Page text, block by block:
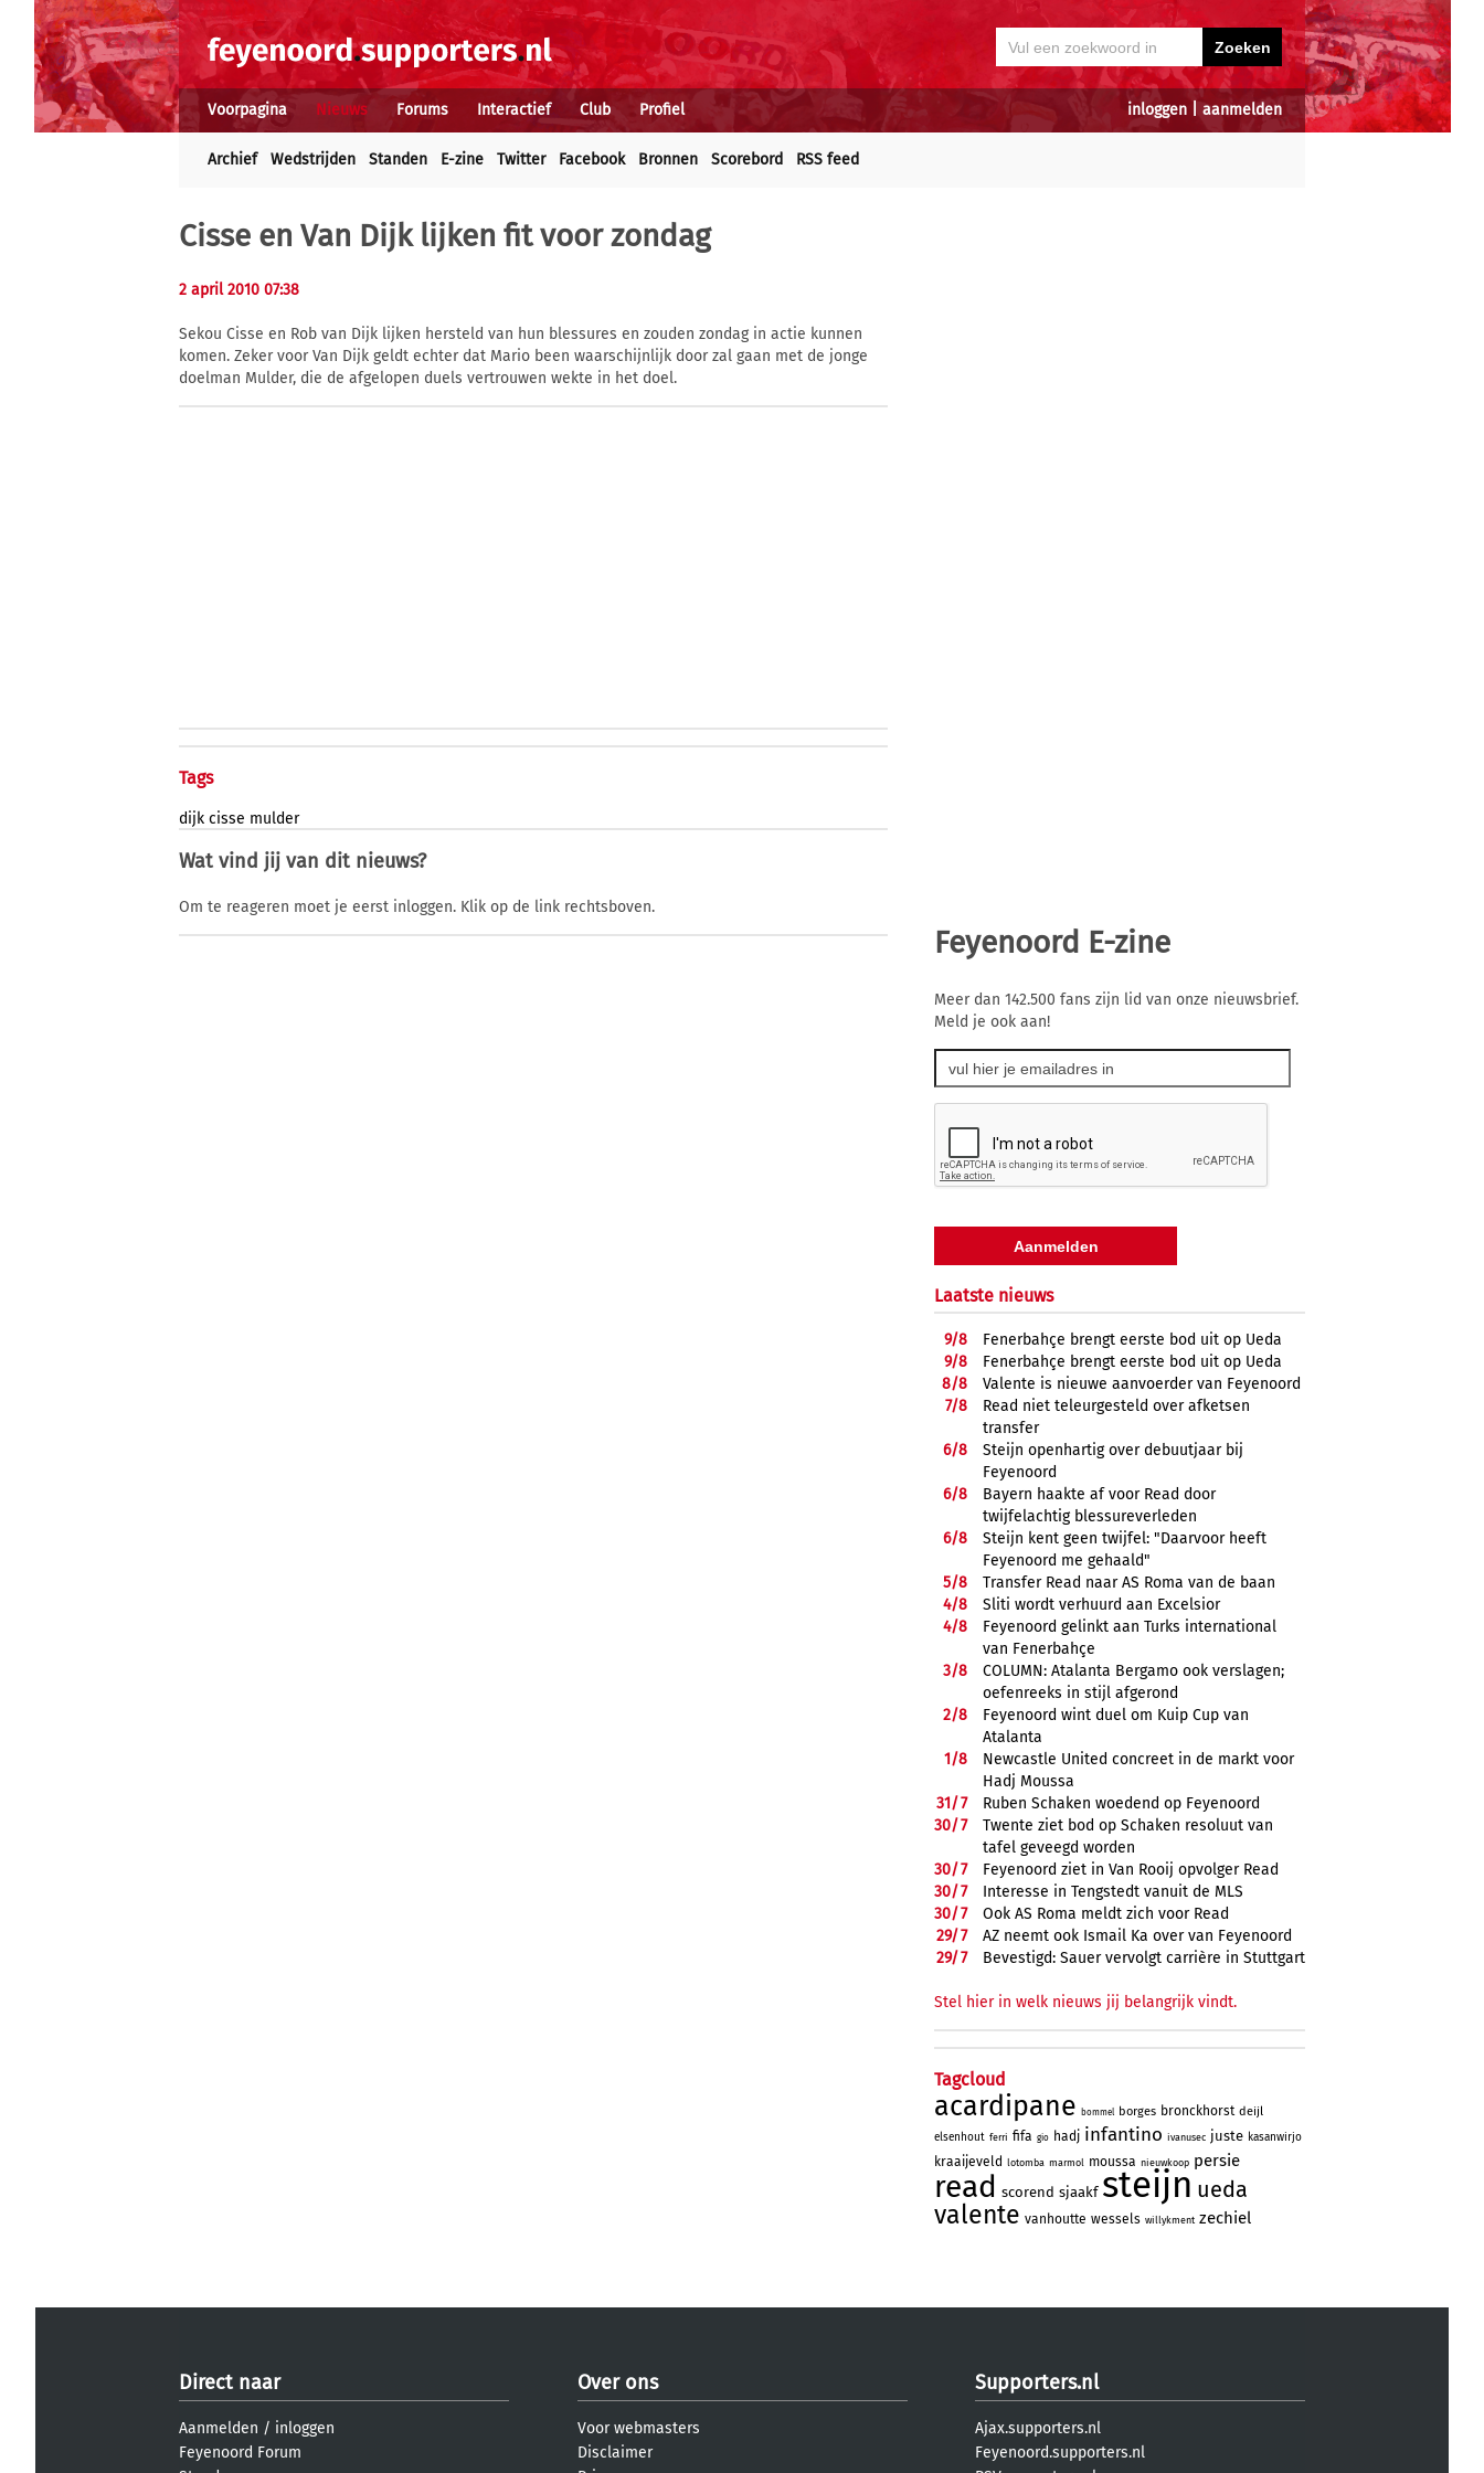
inloggen aanmelden
Voorpagina Nieuws Forums Interactief Club Profiel
Archief Wedstrijden Standen E-zine Twitter Facebook Bronnen Scorebord RSS feed
Cisse en Van Dijk lijken fit voor zondag
2 april 2010 07:38
Sekou Cisse en Rob van Dijk lijken hersteld van hun blessures en zouden zondag in actie kunnen
komen. Zeker voor Van Dijk geldt echter dat Mario been waarschijnlijk door zal gaan met de jonge
doelman Mulder, die de afgelopen duels vertrouwen wekte in het doel.
Tags
dijk cisse mulder
Wat vind jij van dit nieuws?
Om te reageren moet je eerst inloggen. Klik op de link rechtsboven.
Feyenoord E-zine
Meer dan 142.500 fans zijn lid van onze nieuwsbrief.
Meld je ook aan!
Laatste nieuws
9/8
Fenerbahçe brengt eerste bod uit op Ueda
9/8
Fenerbahçe brengt eerste bod uit op Ueda
8/8
Valente is nieuwe aanvoerder van Feyenoord
7/8
Read niet teleurgesteld over afketsen
transfer
6/8
Steijn openhartig over debuutjaar bij
Feyenoord
6/8
Bayern haakte af voor Read door
twijfelachtig blessureverleden
6/8
Steijn kent geen twijfel: "Daarvoor heeft
Feyenoord me gehaald"
5/8
Transfer Read naar AS Roma van de baan
4/8
Sliti wordt verhuurd aan Excelsior
4/8
Feyenoord gelinkt aan Turks international
van Fenerbahçe
3/8
COLUMN: Atalanta Bergamo ook verslagen;
oefenreeks in stijl afgerond
2/8
Feyenoord wint duel om Kuip Cup van
Atalanta
1/8
Newcastle United concreet in de markt voor
Hadj Moussa
31/7
Ruben Schaken woedend op Feyenoord
30/7
Twente ziet bod op Schaken resoluut van
tafel geveegd worden
30/7
Feyenoord ziet in Van Rooij opvolger Read
30/7
Interesse in Tengstedt vanuit de MLS
30/7
Ook AS Roma meldt zich voor Read
29/7
AZ neemt ook Ismail Ka over van Feyenoord
29/7 Bevestigd: Sauer vervolgt carrière in Stuttgart
Stel hier in welk nieuws jij belangrijk vindt.
Tagcloud
acardipane bommel borges bronckhorst deijl
elsenhout ferri fifa gio hadj infantino ivanusec juste kasanwirjo
kraaijeveld lotomba marmol moussa nieuwkoop persie
read scorend sjaakf steijn ueda
valente vanhoutte wessels willykment zechiel
Direct naar
Aanmelden / inloggen
Feyenoord Forum
Over ons
Voor webmasters
Disclaimer
Supporters.nl
Ajax.supporters.nl
Feyenoord.supporters.nl